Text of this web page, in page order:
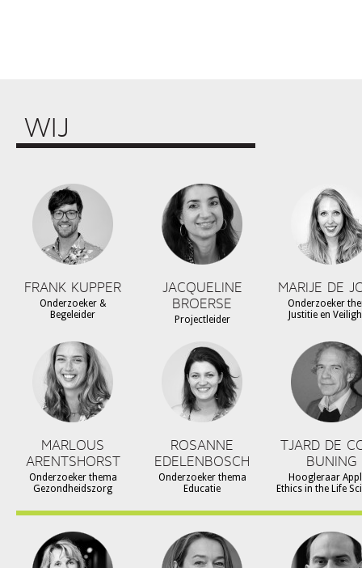
WIJ
FRANK KUPPER
Onderzoeker &
Begeleider
JACQUELINE
BROERSE
Projectleider
MARIJE DE
Onderzoeker
Justitie en
MARLOUS
ARENTSHORST
Onderzoeker thema
Gezondheidszorg
ROSANNE
EDELENBOSCH
Onderzoeker thema
Educatie
TJARD DE
BUNING
Hoogleraar
Ethics in the Life